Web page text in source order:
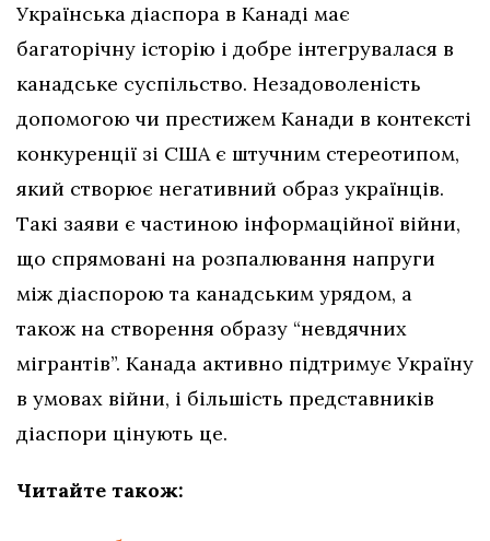
Українська діаспора в Канаді має
багаторічну історію і добре інтегрувалася в
канадське суспільство. Незадоволеність
допомогою чи престижем Канади в контексті
конкуренції зі США є штучним стереотипом,
який створює негативний образ українців.
Такі заяви є частиною інформаційної війни,
що спрямовані на розпалювання напруги
між діаспорою та канадським урядом, а
також на створення образу “невдячних
мігрантів”. Канада активно підтримує Україну
в умовах війни, і більшість представників
діаспори цінують це.
Читайте також: